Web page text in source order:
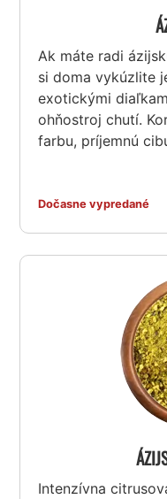
Ak máte radi
si doma vykúzlite
exotickými
ohňostroj chutí.
farbu, príjemnú
Dočasne vypredané
Intenzívna